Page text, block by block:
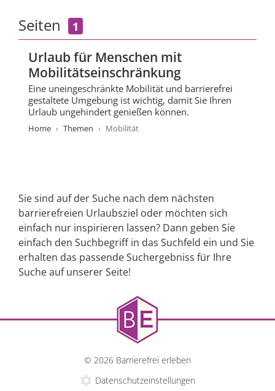
Seiten 1
Urlaub für Menschen mit
Mobilitätseinschränkung
Eine uneingeschränkte Mobilität und barrierefrei
gestaltete Umgebung ist wichtig, damit Sie Ihren
Urlaub ungehindert genießen können.
Home Themen Mobilität
Sie sind auf der Suche nach dem nächsten
barrierefreien Urlaubsziel oder möchten sich
einfach nur inspirieren lassen? Dann geben Sie
einfach den Suchbegriff in das Suchfeld ein und Sie
erhalten das passende Suchergebniss für Ihre
Suche auf unserer Seite!
© 2026 Barrierefrei erleben
Datenschutzeinstellungen